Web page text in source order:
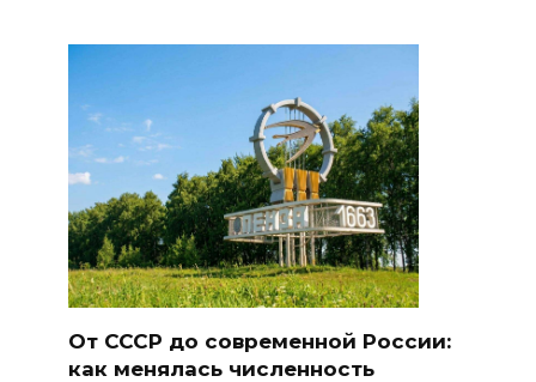
От СССР до современной России:
как менялась численность